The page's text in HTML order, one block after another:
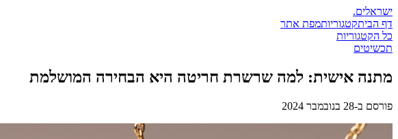
ישראלים.
דף הביתקטגוריותמפת אתר
כל הקטגוריות
תכשיטים
מתנה אישית: למה שרשרת חריטה היא הבחירה המושלמת
פורסם ב-28 בנובמבר 2024